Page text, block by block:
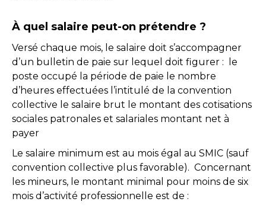
À quel salaire peut-on prétendre ?
Versé chaque mois, le salaire doit s’accompagner
d’un bulletin de paie sur lequel doit figurer :
le
poste occupé la période de paie le nombre
d’heures effectuées l’intitulé de la convention
collective le salaire brut le montant des cotisations
sociales patronales et salariales montant net à
payer
Le salaire minimum est au mois égal au SMIC (sauf
convention collective plus favorable). Concernant
les mineurs, le montant minimal pour moins de six
mois d’activité professionnelle est de :